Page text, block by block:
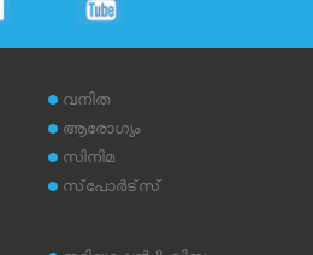
വനിത
ആരോഗ്യം
സിനിമ
സ്‌പോര്‍ട്‌സ്